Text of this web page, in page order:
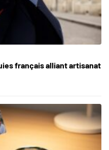
français alliant artisanat